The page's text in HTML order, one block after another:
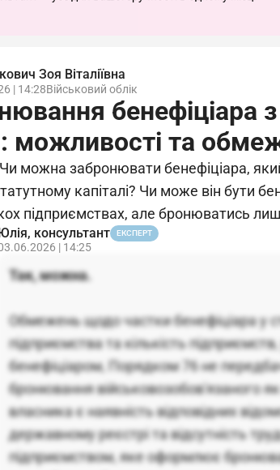
Зоя Віталіївна
| 14:28Військовий облік
бенефіціара
можливості та
можна забронювати бенефіціара,
капіталі? Чи може він бути
підприємствах, але бронюватись
консультант ЕКСПЕРТ
| 14:25
Так, можна.
Обмежень щодо частки бенефіціара у
підприємства та кількість
бенефіціаром, Порядком 76 не
бронювання військовозобов'язаного
власника є наявність відповідних
державному реєстрі та відсутність
підприємством, яке оформлює